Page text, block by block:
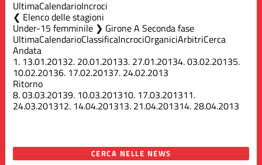
UltimaCalendarioIncroci
Elenco delle stagioni
Under-15 femminile ❯ Girone A Seconda fase
UltimaCalendarioClassificaIncrociOrganiciArbitriCerca
Andata
1. 13.01.20132. 20.01.20133. 27.01.20134.03.02.20135.
10.02.20136. 17.02.20137. 24.02.2013
Ritorno
8.03.03.20139. 10.03.201310. 17.03.201311.
24.03.201312. 14.04.201313. 21.04.201314. 28.04.2013
CERCA NELLE NEWS